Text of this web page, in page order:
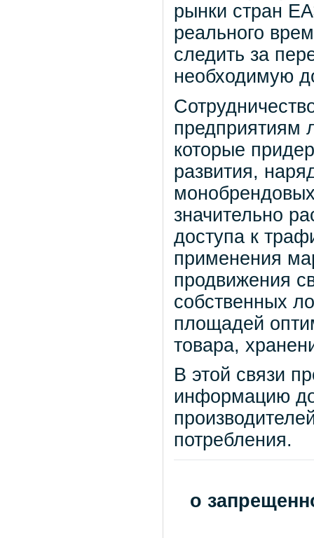
рынки стран
реального
следить за
необходимую
предприятиям
которые
развития,
значительно
доступа к
применения
продвижения
собственных
площадей
товара,
В этой связи
информацию
потребления.
о